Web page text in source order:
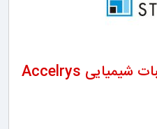
نرم افزار شبیه سازی ترکیبات شیمیایی Accelrys